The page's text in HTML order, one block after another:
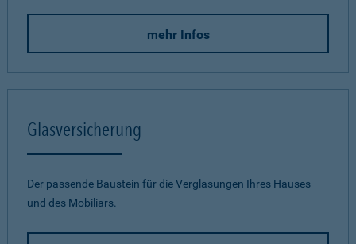
mehr Infos
Glasversicherung
Der passende Baustein für die Verglasungen Ihres Hauses
und des Mobiliars.